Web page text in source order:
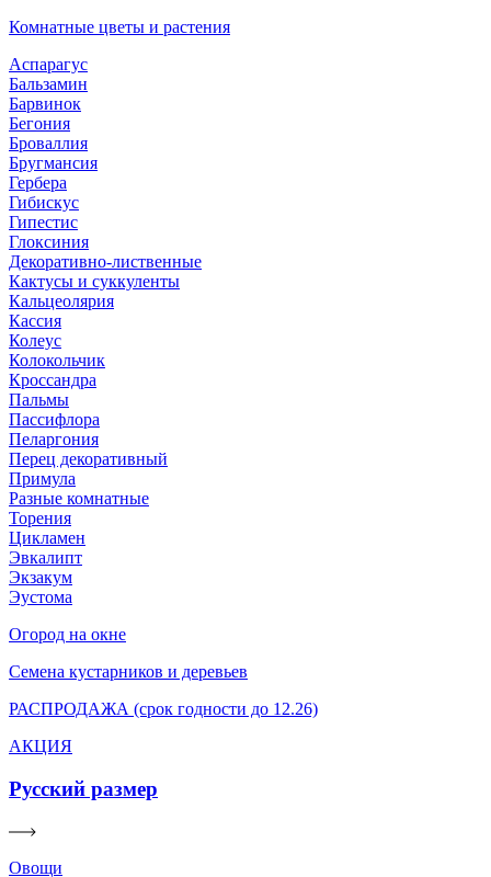
Комнатные цветы и растения
Аспарагус
Бальзамин
Барвинок
Бегония
Броваллия
Бругмансия
Гербера
Гибискус
Гипестис
Глоксиния
Декоративно-лиственные
Кактусы и суккуленты
Кальцеолярия
Кассия
Колеус
Колокольчик
Кроссандра
Пальмы
Пассифлора
Пеларгония
Перец декоративный
Примула
Разные комнатные
Торения
Цикламен
Эвкалипт
Экзакум
Эустома
Огород на окне
Семена кустарников и деревьев
РАСПРОДАЖА (срок годности до 12.26)
АКЦИЯ
Русский размер
Овощи